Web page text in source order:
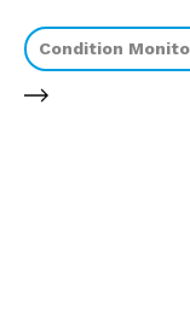
Condition